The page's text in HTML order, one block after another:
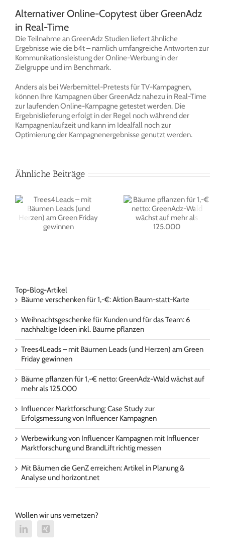
Alternativer Online-Copytest über GreenAdz
in Real-Time
Die Teilnahme an GreenAdz Studien liefert ähnliche
Ergebnisse wie die b4t – nämlich umfangreiche Antworten zur
Kommunikationsleistung der Online-Werbung in der
Zielgruppe und im Benchmark.
Anders als bei Werbemittel-Pretests für TV-Kampagnen,
können Ihre Kampagnen über GreenAdz nahezu in Real-Time
zur laufenden Online-Kampagne getestet werden. Die
Ergebnislieferung erfolgt in der Regel noch während der
Kampagnenlaufzeit und kann im Idealfall noch zur
Optimierung der Kampagnenergebnisse genutzt werden.
Ähnliche Beiträge
Bäume pflanzen für
1,-€ netto:
GreenAdz-Wald
Influencer
Marktforschung: Case
Study zur
Erfolgsmessung von
Top-Blog-Artikel
Bäume verschenken für 1,-€: Aktion Baum-statt-Karte
Weihnachtsgeschenke für Kunden und für das Team: 6
nachhaltige Ideen inkl. Bäume pflanzen
Trees4Leads – mit Bäumen Leads (und Herzen) am Green
Friday gewinnen
Bäume pflanzen für 1,-€ netto: GreenAdz-Wald wächst auf
mehr als 125.000
Influencer Marktforschung: Case Study zur
Erfolgsmessung von Influencer Kampagnen
Werbewirkung von Influencer Kampagnen mit Influencer
Marktforschung und BrandLift richtig messen
Mit Bäumen die GenZ erreichen: Artikel in Planung &
Analyse und horizont.net
Wollen wir uns vernetzen?